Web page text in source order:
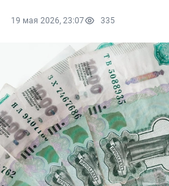
19 мая 2026, 23:07 335